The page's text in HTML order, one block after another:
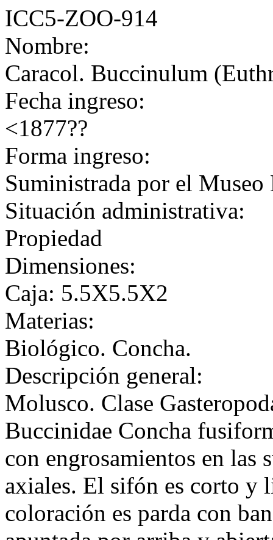
ICC5-ZOO-914
Nombre:
Caracol. Buccinulum
Fecha ingreso:
<1877??
Forma ingreso:
Suministrada por el
Situación administrativa:
Propiedad
Dimensiones:
Caja: 5.5X5.5X2
Materias:
Biológico. Concha.
Descripción general:
Molusco. Clase
Buccinidae Concha
con engrosamientos en las
axiales. El sifón es corto y
coloración es parda con